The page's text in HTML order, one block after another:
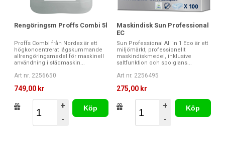
Rengöringsm Proffs Combi 5l
Proffs Combi från Nordex är ett
högkoncentrerat lågskummande
allrengöringsmedel för maskinell
användning i städmaskin...
Art nr. 2256650
749,00 kr
+
-
Köp
Maskindisk Sun Professional
EC
Sun Professional All in 1 Eco är ett
miljömärkt, professionellt
maskindiskmedel, inklusive
saltfunktion och spolglans...
Art nr. 2256495
275,00 kr
+
-
Köp